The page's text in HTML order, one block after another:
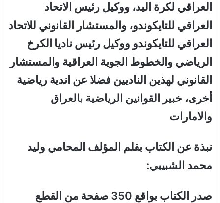
العراقي لكرة اليد، ووكيل رئيس الاتحاد
العراقي للتايكوندو، والمستشار القانوني للاتحاد
العراقي للتايكوندو ووكيل رئيس ناديا الكرخ
الرياضي والخطوط الجوية العراقية والمستشار
القانوني لهذين الناديين فضلا عن اندية رياضية
أخرى، خبير القوانين الرياضية بالعراق
والامارات
نبذة عن الكتاب بقلم المؤلف المحامي وليد
محمد الشبيبي:
صدر الكتاب بواقع 350 صفحة من القطع